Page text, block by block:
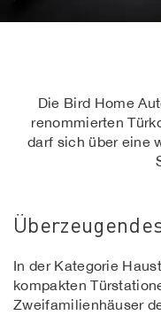
Die Bird Home
renommierten
darf sich über eine
In der Kategorie
kompakten
Zweifamilienhäuser